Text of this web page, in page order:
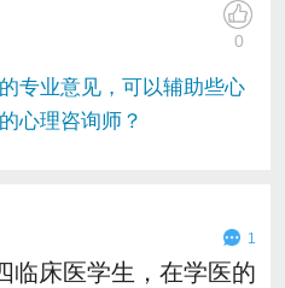
0
专业意见，可以辅助些心
心理咨询师？
1
临床医学生，在学医的